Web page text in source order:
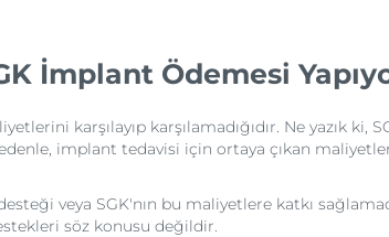
İmplant Ödemesi
karşılayıp karşılamadığıdır. Ne yazık ki,
implant tedavisi için ortaya çıkan
veya SGK'nın bu maliyetlere katkı
söz konusu değildir.